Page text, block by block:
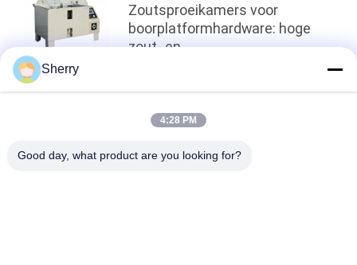
Zoutsproeikamers voor
boorplatformhardware: hoge
zout- en
Terug naar boven
Sherry
4:28 PM
Good day, what product are you looking for?